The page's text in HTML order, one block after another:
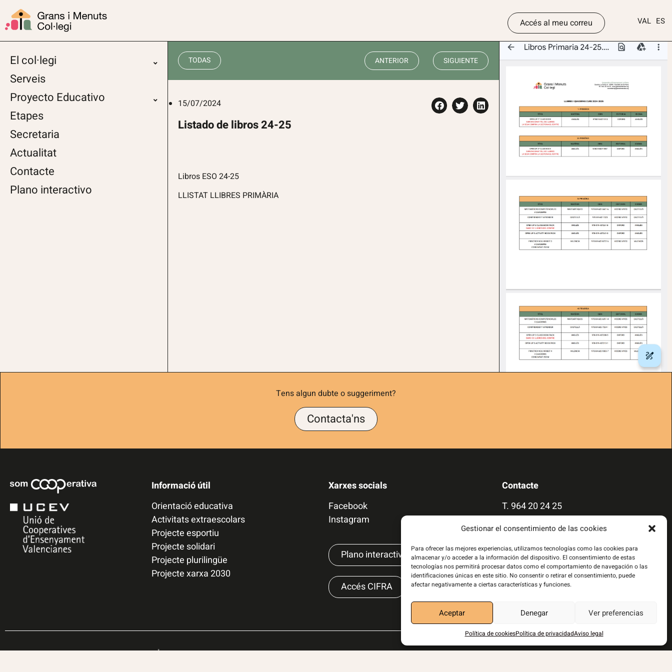
Gestionar el consentimiento de las cookies
Para ofrecer las mejores experiencias, utilizamos tecnologías como las cookies para
almacenar y/o acceder a la información del dispositivo. El consentimiento de estas
tecnologías nos permitirá procesar datos como el comportamiento de navegación o las
identificaciones únicas en este sitio. No consentir o retirar el consentimiento, puede
afectar negativamente a ciertas características y funciones.
Aceptar Denegar Ver preferencias
Política de cookiesPolítica de privacidadAviso legal
Accés al meu correu VAL ES
El col·legi
Serveis
Proyecto Educativo
Etapes
Secretaria
Actualitat
Contacte
Plano interactivo
TODAS ANTERIOR SIGUIENTE
15/07/2024
Listado de libros 24-25
Libros ESO 24-25
LLISTAT LLIBRES PRIMÀRIA
Tens algun dubte o suggeriment?
Contacta'ns
Informació útil
Orientació educativa
Activitats extraescolars
Projecte esportiu
Projecte solidari
Projecte plurilingüe
Projecte xarxa 2030
Xarxes socials
Facebook
Instagram
Plano interactivo
Accés CIFRA
Contacte
T. 964 20 24 25
secretaria@gransimenuts.org
Com arribar